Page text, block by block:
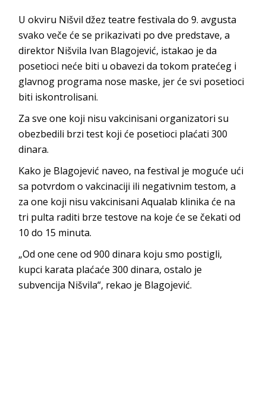
U okviru Nišvil džez teatre festivala do 9. avgusta
svako veče će se prikazivati po dve predstave, a
direktor Nišvila Ivan Blagojević, istakao je da
posetioci neće biti u obavezi da tokom pratećeg i
glavnog programa nose maske, jer će svi posetioci
biti iskontrolisani.
Za sve one koji nisu vakcinisani organizatori su
obezbedili brzi test koji će posetioci plaćati 300
dinara.
Kako je Blagojević naveo, na festival je moguće ući
sa potvrdom o vakcinaciji ili negativnim testom, a
za one koji nisu vakcinisani Aqualab klinika će na
tri pulta raditi brze testove na koje će se čekati od
10 do 15 minuta.
„Od one cene od 900 dinara koju smo postigli,
kupci karata plaćaće 300 dinara, ostalo je
subvencija Nišvila“, rekao je Blagojević.